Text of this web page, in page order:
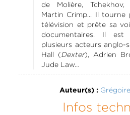
de Molière, Tchekhov,
Martin Crimp... Il tourne
télévision et prête sa
documentaires. Il
plusieurs acteurs anglo-
Hall (Dexter), Adrien
Jude Law…
Auteur(s) :
Infos